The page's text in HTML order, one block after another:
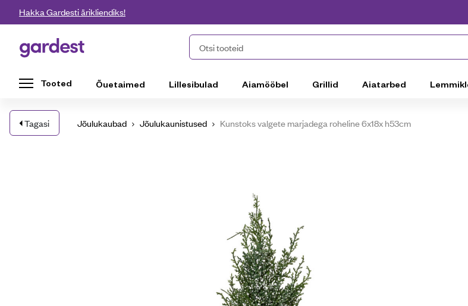
Liigu edasi põhisisu juurde
Hakka Gardesti ärikliendiks!
Gardest Otsi tooteid
Tooted Õuetaimed Lillesibulad Aiamööbel Grillid Aiatarbed
Tagasi Jõulukaubad Jõulukaunistused Kunstoks valgete marjadega roheline 6x18x h53cm